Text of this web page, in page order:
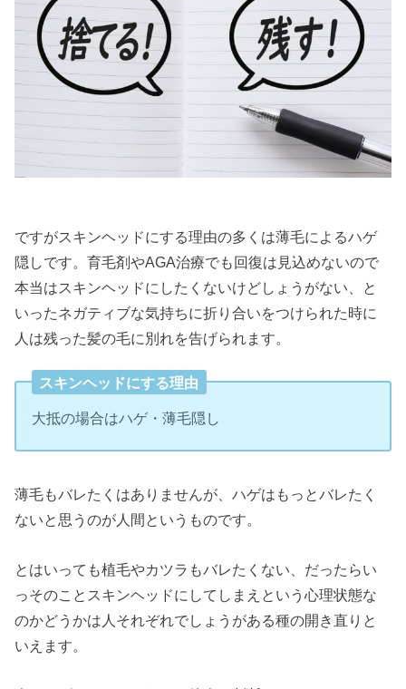
ですがスキンヘッドにする理由の多くは薄毛によるハゲ
隠しです。育毛剤やAGA治療でも回復は見込めないので
本当はスキンヘッドにしたくないけどしょうがない、と
いったネガティブな気持ちに折り合いをつけられた時に
人は残った髪の毛に別れを告げられます。
スキンヘッドにする理由
大抵の場合はハゲ・薄毛隠し
薄毛もバレたくはありませんが、ハゲはもっとバレたく
ないと思うのが人間というものです。
とはいっても植毛やカツラもバレたくない、だったらい
っそのことスキンヘッドにしてしまえという心理状態な
のかどうかは人それぞれでしょうがある種の開き直りと
いえます。